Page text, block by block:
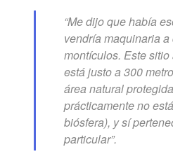
“Me dijo que había
vendría maquinaria
montículos. Este
está justo a 300
área natural
prácticamente no
biósfera), y sí
particular”.